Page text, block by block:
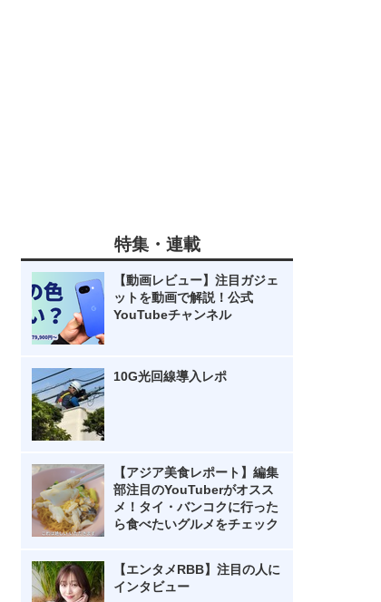
特集・連載
【動画レビュー】注目ガジェ
ットを動画で解説！公式
YouTubeチャンネル
10G光回線導入レポ
【アジア美食レポート】編集
部注目のYouTuberがオスス
メ！タイ・バンコクに行った
ら食べたいグルメをチェック
【エンタメRBB】注目の人に
インタビュー